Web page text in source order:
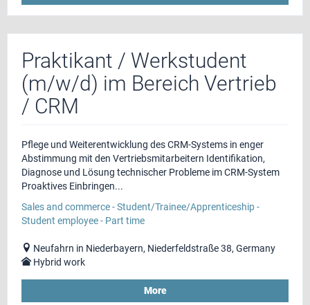
Praktikant / Werkstudent
(m/w/d) im Bereich Vertrieb
/ CRM
Pflege und Weiterentwicklung des CRM-Systems in enger
Abstimmung mit den Vertriebsmitarbeitern Identifikation,
Diagnose und Lösung technischer Probleme im CRM-System
Proaktives Einbringen...
Sales and commerce - Student/Trainee/Apprenticeship -
Student employee - Part time
Neufahrn in Niederbayern, Niederfeldstraße 38, Germany
Hybrid work
More